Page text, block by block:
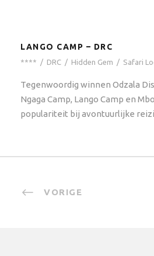
LANGO CAMP – DRC
**** / DRC / Hidden Gem / Safari
Tegenwoordig winnen Odzala
Ngaga Camp, Lango Camp en
populariteit bij avontuurlijke
VORIGE